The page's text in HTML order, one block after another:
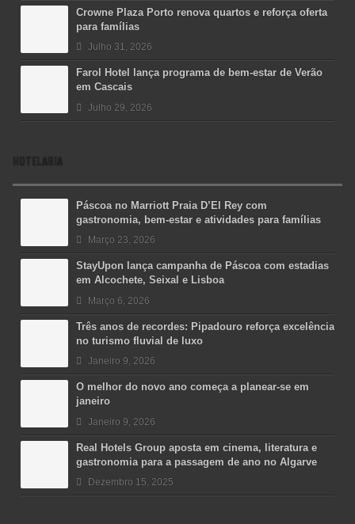
Crowne Plaza Porto renova quartos e reforça oferta
para famílias
Julho 31, 2026
Farol Hotel lança programa de bem-estar de Verão
em Cascais
Julho 29, 2026
HOTELARIA
Páscoa no Marriott Praia D’El Rey com
gastronomia, bem-estar e atividades para famílias
Março 23, 2026
StayUpon lança campanha de Páscoa com estadias
em Alcochete, Seixal e Lisboa
Março 6, 2026
Três anos de recordes: Pipadouro reforça excelência
no turismo fluvial de luxo
Janeiro 9, 2026
O melhor do novo ano começa a planear-se em
janeiro
Janeiro 9, 2026
Real Hotels Group aposta em cinema, literatura e
gastronomia para a passagem de ano no Algarve
Dezembro 15, 2025